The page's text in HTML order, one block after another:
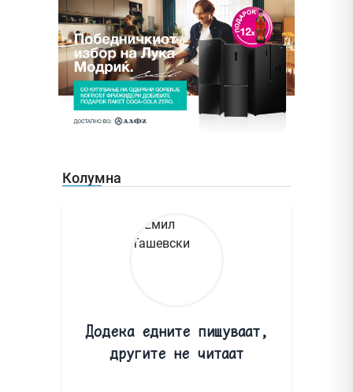
Колумна
Додека едните пишуваат,
другите не читаат